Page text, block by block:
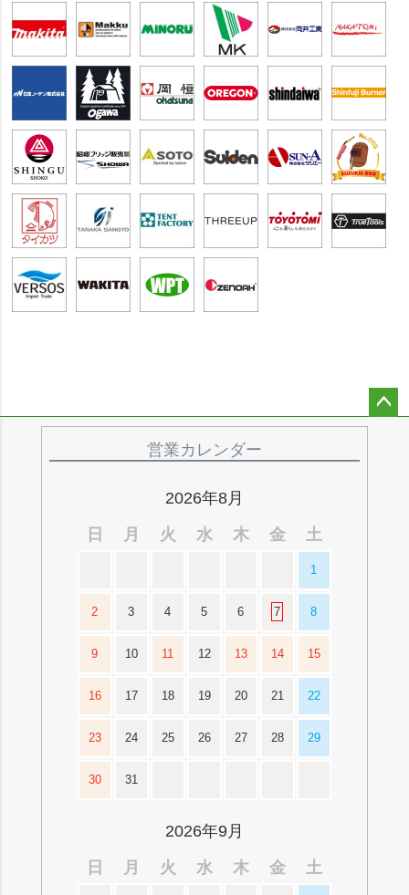
営業カレンダー
2026年8月
日
月 火 水 木 金 土
1
2 3 4 5 6 7 8
9 10 11 12 13 14 15
16 17 18 19 20 21 22
23 24 25 26 27 28 29
30 31
2026年9月
日
月 火 水 木 金 土